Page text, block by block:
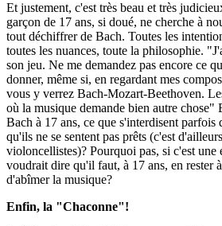
Et justement, c'est très beau et très
garçon de 17 ans, si doué, ne cherche à
tout déchiffrer de Bach. Toutes les
toutes les nuances, toute la philosophie.
son jeu. Ne me demandez pas encore ce
donner, même si, en regardant mes
vous y verrez Bach-Mozart-Beethoven.
où la musique demande bien autre chose"
Bach à 17 ans, ce que s'interdisent parfois
qu'ils ne se sentent pas prêts (c'est
violoncellistes)? Pourquoi pas, si c'est une
voudrait dire qu'il faut, à 17 ans, en rester
d'abîmer la musique?
Enfin, la "Chaconne"!